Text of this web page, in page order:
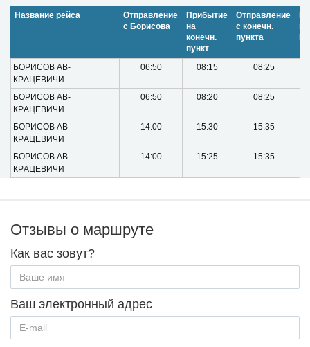
Название рейса
Отправление
c Борисова
Прибытие
на
конечн.
пункт
Отпpавление
с конечн.
пункта
в
БОPИСОВ АВ-
КPАЦЕВИЧИ
06:50 08:15 08:25
БОPИСОВ АВ-
КPАЦЕВИЧИ
06:50 08:20 08:25
БОPИСОВ АВ-
КPАЦЕВИЧИ
14:00 15:30 15:35
БОPИСОВ АВ-
КPАЦЕВИЧИ
14:00 15:25 15:35
Отзывы о маршруте
Как вас зовут?
Ваш электронный адрес